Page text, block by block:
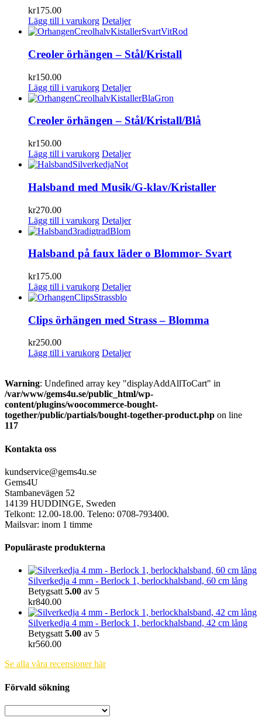
kr175.00
Lägg till i varukorg Detaljer
Creoler örhängen – Stål/Kristall
kr150.00
Lägg till i varukorg Detaljer
Creoler örhängen – Stål/Kristall/Blå
kr150.00
Lägg till i varukorg Detaljer
Halsband med Musik/G-klav/Kristaller
kr270.00
Lägg till i varukorg Detaljer
Halsband på faux läder o Blommor- Svart
kr175.00
Lägg till i varukorg Detaljer
Clips örhängen med Strass – Blomma
kr250.00
Lägg till i varukorg Detaljer
Warning: Undefined array key "displayAddAllToCart" in
/var/www/gems4u.se/public_html/wp-
content/plugins/woocommerce-bought-
together/public/partials/bought-together-product.php on line
117
Kontakta oss
kundservice@gems4u.se
Gems4U
Stambanevägen 52
14139 HUDDINGE, Sweden
Telkont: 12.00-18.00. Teleno: 0708-793400.
Mailsvar: inom 1 timme
Populäraste produkterna
Silverkedja 4 mm - Berlock 1, berlockhalsband, 60 cm lång
Betygsatt5.00 av 5
kr840.00
Silverkedja 4 mm - Berlock 1, berlockhalsband, 42 cm lång
Betygsatt5.00 av 5
kr560.00
Se alla våra recensioner här
Förvald sökning